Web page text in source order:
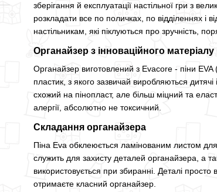
зберігання й експлуатації настільної гри з
розкладати все по поличках, по відділеннях і
настільникам, які піклуються про зручність,
Органайзер з інноваційного матеріалу
Органайзер виготовлений з Evacore - піни
пластик, з якого зазвичай виробляються
схожий на пінопласт, але більш міцний та
алергії, абсолютно не токсичний.
Складання органайзера
Піна Eva обклеюється ламінованим листом
служить для захисту деталей органайзера, а
використовується при збиранні. Деталі
отримаєте класний органайзер.